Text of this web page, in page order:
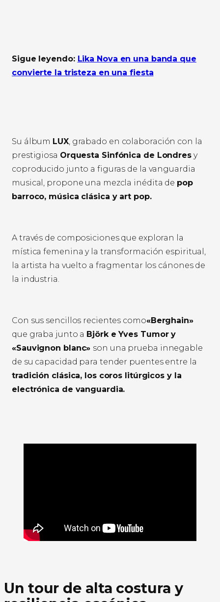
Sigue leyendo: Lika Nova en una banda que
convierte la tristeza en una fiesta
Su álbum LUX, grabado en colaboración con la
prestigiosa Orquesta Sinfónica de Londresy
coproducido junto a figuras de la vanguardia
musical, propone una mezcla inédita de pop
barroco, música clásica y art pop.
A través de composiciones que exploran la
mística femenina y la transformación espiritual,
la artista ha vuelto a fragmentar los cánones de
la industria.
Con sus sencillos recientes como«Berghain»
que graba junto a Björk e Yves Tumor y
«Sauvignon blanc» son una prueba innegable
de su capacidad para tender puentes entre la
tradición clásica, los coros litúrgicos y la
electrónica de vanguardia.
Un tour de alta costura y